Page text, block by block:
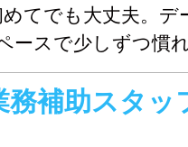
てでも大丈夫。デ
ースで少しずつ慣
が助けてくれる職
よ。
務補助スタッ